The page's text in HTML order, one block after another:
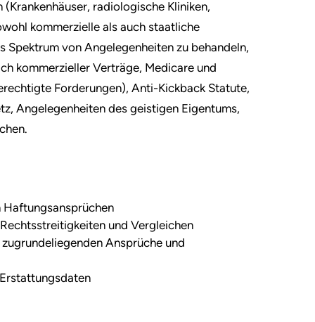
radiologische Kliniken,
kommerzielle als auch staatliche
Spektrum von Angelegenheiten zu behandeln,
kommerzieller Verträge, Medicare und
Forderungen), Anti-Kickback Statute,
Angelegenheiten des geistigen Eigentums,
Haftungsansprüchen
und Vergleichen
Ansprüche und